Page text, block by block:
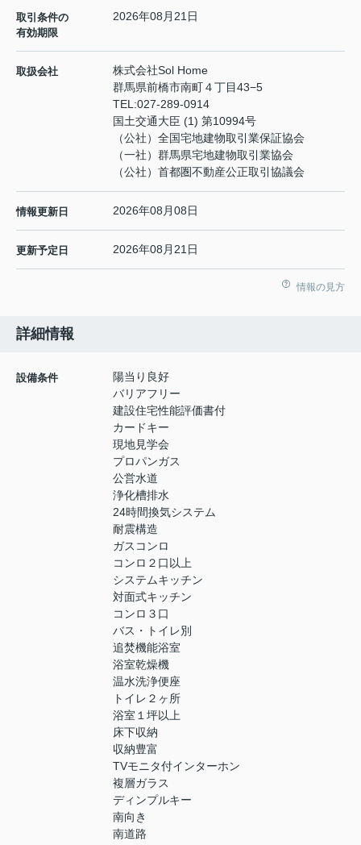
取引条件の
有効期限
2026年08月21日
取扱会社
株式会社Sol Home
群馬県前橋市南町４丁目43−5
TEL:027-289-0914
国土交通大臣 (1) 第10994号
（公社）全国宅地建物取引業保証協会
（一社）群馬県宅地建物取引業協会
（公社）首都圏不動産公正取引協議会
情報更新日 2026年08月08日
更新予定日 2026年08月21日
情報の見方
詳細情報
設備条件
陽当り良好
バリアフリー
建設住宅性能評価書付
カードキー
現地見学会
プロパンガス
公営水道
浄化槽排水
24時間換気システム
耐震構造
ガスコンロ
コンロ２口以上
システムキッチン
対面式キッチン
コンロ３口
バス・トイレ別
追焚機能浴室
浴室乾燥機
温水洗浄便座
トイレ２ヶ所
浴室１坪以上
床下収納
収納豊富
TVモニタ付インターホン
複層ガラス
ディンプルキー
南向き
南道路